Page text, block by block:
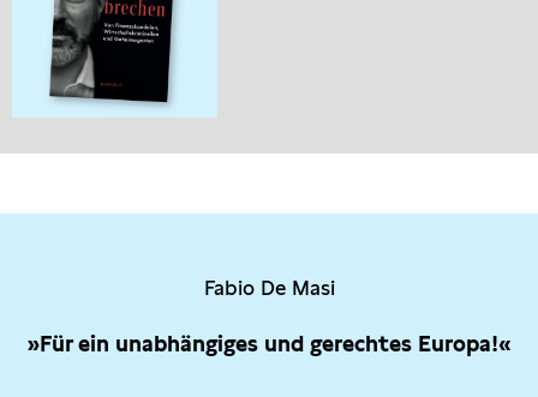
Fabio De Masi
»Für ein unabhängiges und gerechtes Europa!«